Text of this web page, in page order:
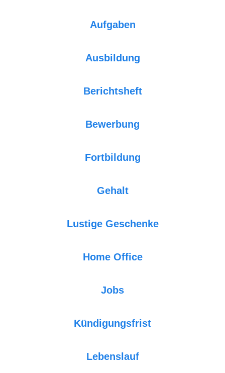
Aufgaben
Ausbildung
Berichtsheft
Bewerbung
Fortbildung
Gehalt
Lustige Geschenke
Home Office
Jobs
Kündigungsfrist
Lebenslauf